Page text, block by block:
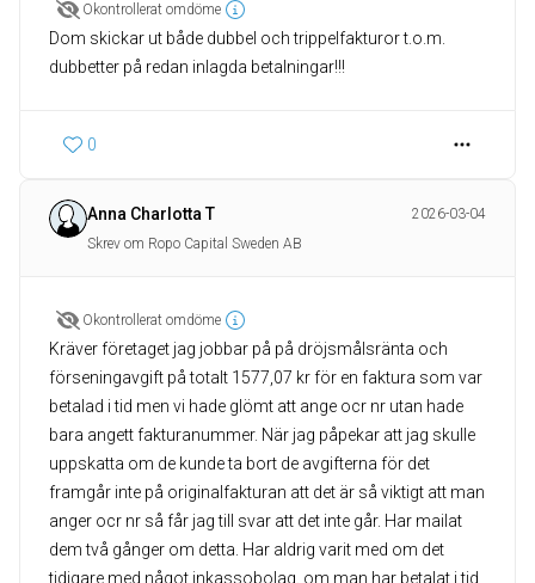
Okontrollerat omdöme
Dom skickar ut både dubbel och trippelfakturor t.o.m.
dubbetter på redan inlagda betalningar!!!
0
Anna Charlotta T
2026-03-04
Skrev om Ropo Capital Sweden AB
Okontrollerat omdöme
Kräver företaget jag jobbar på på dröjsmålsränta och
förseningavgift på totalt 1577,07 kr för en faktura som var
betalad i tid men vi hade glömt att ange ocr nr utan hade
bara angett fakturanummer. När jag påpekar att jag skulle
uppskatta om de kunde ta bort de avgifterna för det
framgår inte på originalfakturan att det är så viktigt att man
anger ocr nr så får jag till svar att det inte går. Har mailat
dem två gånger om detta. Har aldrig varit med om det
tidigare med något inkassobolag, om man har betalat i tid